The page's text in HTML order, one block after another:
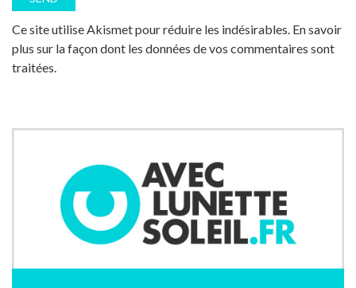
Ce site utilise Akismet pour réduire les indésirables. En savoir
plus sur la façon dont les données de vos commentaires sont
traitées.